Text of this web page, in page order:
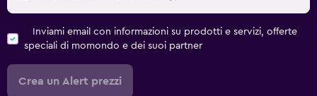
Inviami email con informazioni su prodotti e servizi, offerte
speciali di momondo e dei suoi partner
Crea un Alert prezzi